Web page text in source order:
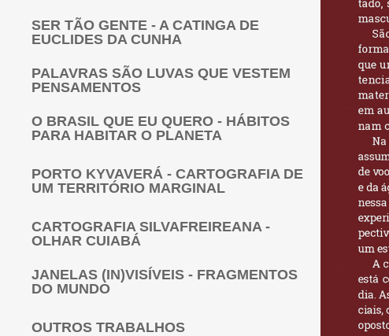
SER TÃO GENTE - A CATINGA DE
EUCLIDES DA CUNHA
PALAVRAS SÃO LUVAS QUE VESTEM
PENSAMENTOS
O BRASIL QUE EU QUERO - HÁBITOS
PARA HABITAR O PLANETA
PORTO KYVAVERÁ - CARTOGRAFIA DE
UM TERRITÓRIO MARGINAL
CARTOGRAFIA SILVAFREIREANA -
OLHAR CUIABÁ
JANELAS (IN)VISÍVEIS - FRAGMENTOS
DO MUNDO
OUTROS TRABALHOS